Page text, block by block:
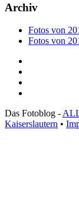
Archiv
Fotos von
Fotos von
Das Fotoblog -
Kaiserslautern •